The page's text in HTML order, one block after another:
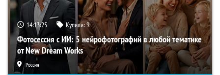
14:13:24 Купили:9
Фотосессия с ИИ: 5 нейрофотографий в любой тематике
от New Dream Works
Россия